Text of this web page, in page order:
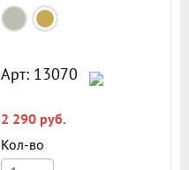
Арт: 13070
2 290 руб.
Кол-во